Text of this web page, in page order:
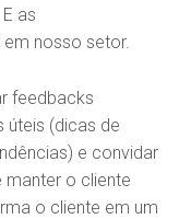
as
nosso setor.
feedbacks
úteis (dicas de
e convidar
manter o cliente
o cliente em um